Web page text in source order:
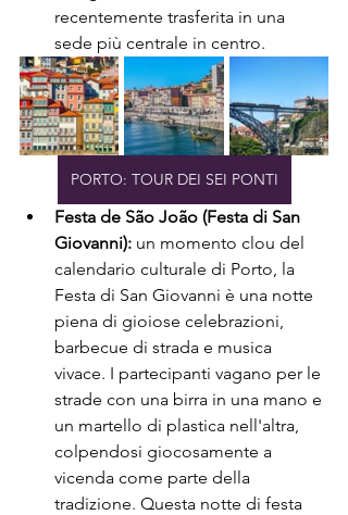
recentemente trasferita in una
sede più centrale in centro.
PORTO: TOUR DEI SEI PONTI
Festa de São João (Festa di San
Giovanni): un momento clou del
calendario culturale di Porto, la
Festa di San Giovanni è una notte
piena di gioiose celebrazioni,
barbecue di strada e musica
vivace. I partecipanti vagano per le
strade con una birra in una mano e
un martello di plastica nell'altra,
colpendosi giocosamente a
vicenda come parte della
tradizione. Questa notte di festa